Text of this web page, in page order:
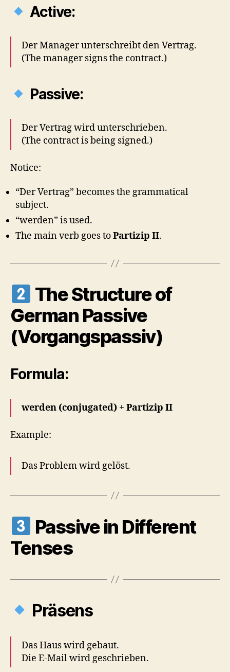
Active:
Der Manager unterschreibt den Vertrag.
(The manager signs the contract.)
Passive:
Der Vertrag wird unterschrieben.
(The contract is being signed.)
Notice:
“Der Vertrag” becomes the grammatical
subject.
“werden” is used.
The main verb goes toPartizip II.
The Structure of
German Passive
(Vorgangspassiv)
Formula:
werden (conjugated) + Partizip II
Example:
Das Problem wird gelöst.
Passive in Different
Tenses
Präsens
Das Haus wird gebaut.
Die E-Mail wird geschrieben.